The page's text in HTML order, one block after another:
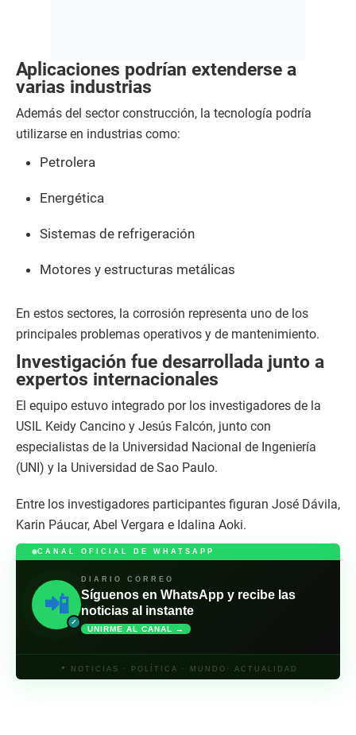
Aplicaciones podrían extenderse a
varias industrias
Además del sector construcción, la tecnología podría
utilizarse en industrias como:
Petrolera
Energética
Sistemas de refrigeración
Motores y estructuras metálicas
En estos sectores, la corrosión representa uno de los
principales problemas operativos y de mantenimiento.
Investigación fue desarrollada junto a
expertos internacionales
El equipo estuvo integrado por los investigadores de la
USIL Keidy Cancino y Jesús Falcón, junto con
especialistas de la Universidad Nacional de Ingeniería
(UNI) y la Universidad de Sao Paulo.
Entre los investigadores participantes figuran José Dávila,
Karin Páucar, Abel Vergara e Idalina Aoki.
CANAL OFICIAL DE WHATSAPP
📲
✓
DIARIO CORREO
Síguenos en WhatsApp y recibe las
noticias al instante
UNIRME AL CANAL →
📍 NOTICIAS · POLÍTICA · MUNDO· ACTUALIDAD